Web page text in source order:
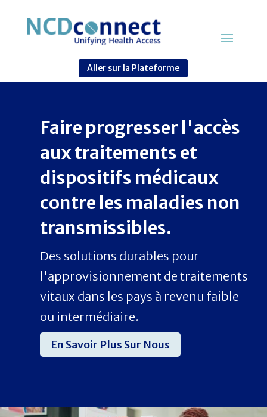
Aller sur la Plateforme
Faire progresser l'accès
aux traitements et
dispositifs médicaux
contre les maladies non
transmissibles.
Des solutions durables pour
l'approvisionnement de traitements
vitaux dans les pays à revenu faible
ou intermédiaire.
En Savoir Plus Sur Nous